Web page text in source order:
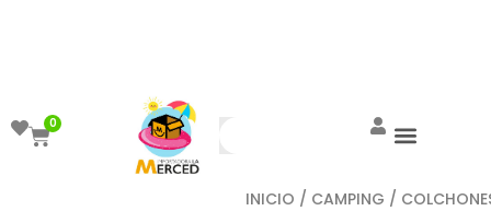
0
INICIO / CAMPING /